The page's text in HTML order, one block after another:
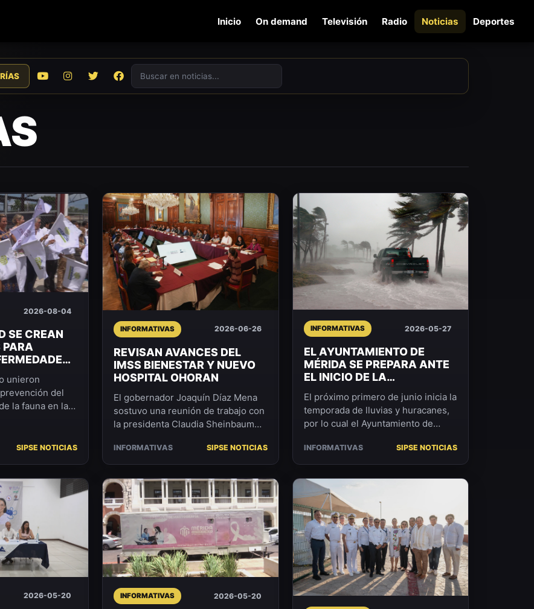
Inicio On demand Televisión Radio Noticias Deportes
Buscar en noticias
2026-08-04
SE CREAN
PARA
unieron
del
la fauna en la
SIPSE NOTICIAS
INFORMATIVAS 2026-06-26
REVISAN AVANCES DEL
IMSS BIENESTAR Y NUEVO
HOSPITAL OHORAN
El gobernador Joaquín Díaz Mena
sostuvo una reunión de trabajo con
la presidenta Claudia Sheinbaum
seguimiento a pr...
INFORMATIVAS SIPSE NOTICIAS
INFORMATIVAS 2026-05-27
EL AYUNTAMIENTO DE
MÉRIDA SE PREPARA ANTE
EL INICIO DE LA
TEMPORADA DE
HURACANES.
El próximo primero de junio inicia la
temporada de lluvias y huracanes,
por lo cual el Ayuntamiento de
de prevenció...
INFORMATIVAS SIPSE NOTICIAS
2026-05-20 INFORMATIVAS 2026-05-20